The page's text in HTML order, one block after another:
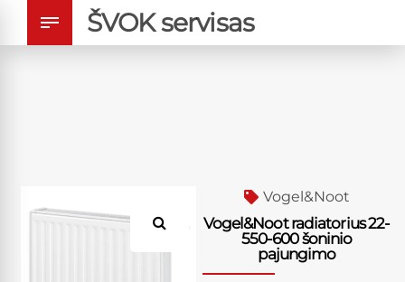
ŠVOK servisas
Vogel&Noot
Vogel&Noot radiatorius 22-
550-600 šoninio
pajungimo